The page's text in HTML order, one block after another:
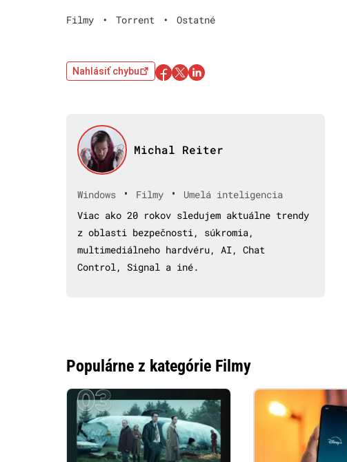
Filmy • Torrent • Ostatné
Nahlásiť chybu
Michal Reiter
Windows • Filmy •
Umelá inteligencia
Viac ako 20 rokov sledujem aktuálne trendy
z oblasti bezpečnosti, súkromia,
multimediálneho hardvéru, AI, Chat
Control, Signal a iné.
Populárne z kategórie Filmy